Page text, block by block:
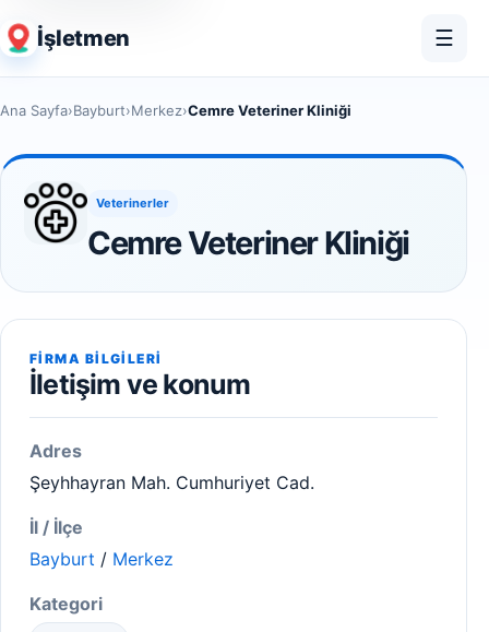
İşletmen ☰
Ana Sayfa›Bayburt›Merkez›Cemre Veteriner Kliniği
Veterinerler
Cemre Veteriner Kliniği
FIRMA BILGILERI
İletişim ve konum
Adres
Şeyhhayran Mah. Cumhuriyet Cad.
İl / İlçe
Bayburt / Merkez
Kategori